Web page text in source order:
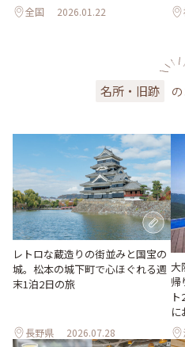
全国 2026.01.22
名所・旧跡
レトロな蔵造りの街並みと国宝の
城。松本の城下町で心ほぐれる週
末1泊2日の旅
長野県 2026.07.28
大
帰
に